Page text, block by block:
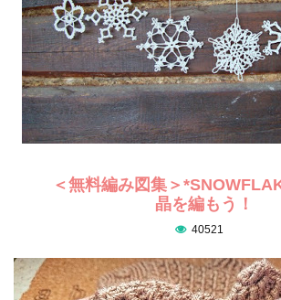
＜無料編み図集＞
晶を編もう！
40521